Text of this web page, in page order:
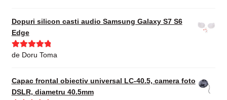
Dopuri silicon casti audio Samsung Galaxy S7 S6
Edge
Evaluat la5
de Doru Toma
Capac frontal obiectiv universal LC-40.5, camera foto
DSLR, diametru 40.5mm